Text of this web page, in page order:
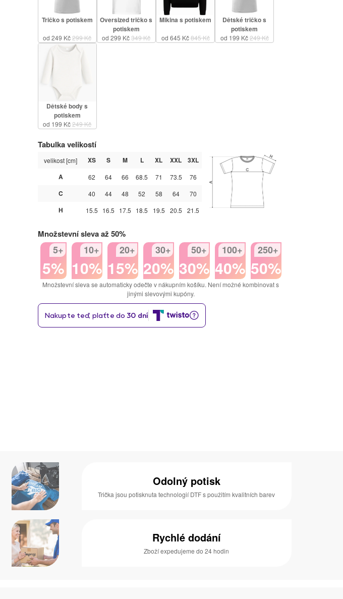
Tričko s potiskem
od 249 Kč299 Kč
Oversized tričko s
potiskem
od 299 Kč349 Kč
Mikina s potiskem
od 645 Kč845 Kč
Dětské tričko s
potiskem
od 199 Kč249 Kč
Dětské body s
potiskem
od 199 Kč249 Kč
Tabulka velikostí
velikost [cm] XS S M L XL XXL
3XL
A
62 64 66 68.5 71 73.5 76
C 40 44 48 52 58 64 70
H 15.5 16.5 17.5 18.5 19.5 20.5 21.5
Množstevní sleva až 50%
5+
5%
10+
10%
20+
15%
30+
20%
50+
30%
100+
40%
250+
50%
Množstevní sleva se automaticky odečte v nákupním košíku. Není možné kombinovat s
jinými slevovými kupóny.
Odolný potisk
Trička jsou potisknuta technologií DTF s použitím kvalitních barev
Rychlé dodání
Zboží expedujeme do 24 hodin